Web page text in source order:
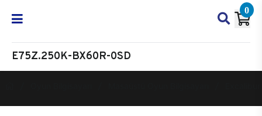
0
E75Z.250K-BX60R-0SD